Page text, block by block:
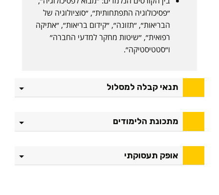
״פסיכולוגיה התפתחותית״, ״סוציולוגיה של
הבריאות״, ״תזונה״, ״קידום בריאות״, ״אתיקה
רפואית״, ״שיטות מחקר למדעי החברה״
ו״סטטיסטיקה״.
תנאי קבלה למסלול
מתכונת הלימודים
אופק תעסוקתי